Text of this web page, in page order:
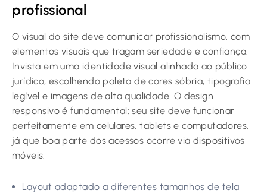
profissional
O visual do site deve comunicar profissionalismo, com
elementos visuais que tragam seriedade e confiança.
Invista em uma identidade visual alinhada ao público
jurídico, escolhendo paleta de cores sóbria, tipografia
legível e imagens de alta qualidade. O design
responsivo é fundamental: seu site deve funcionar
perfeitamente em celulares, tablets e computadores,
já que boa parte dos acessos ocorre via dispositivos
móveis.
Layout adaptado a diferentes tamanhos de tela